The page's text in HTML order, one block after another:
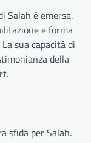
Salah è emersa.
e forma
sua capacità di
della
sfida per Salah.